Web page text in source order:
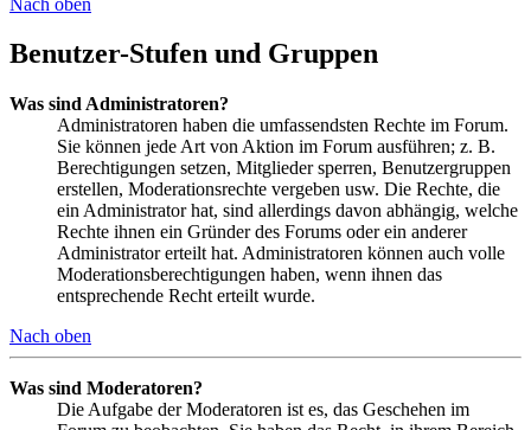
Benutzer-Stufen und Gruppen
Was sind Administratoren?
Administratoren haben die umfassendsten Rechte im Forum.
Sie können jede Art von Aktion im Forum ausführen; z. B.
Berechtigungen setzen, Mitglieder sperren, Benutzergruppen
erstellen, Moderationsrechte vergeben usw. Die Rechte, die
ein Administrator hat, sind allerdings davon abhängig, welche
Rechte ihnen ein Gründer des Forums oder ein anderer
Administrator erteilt hat. Administratoren können auch volle
Moderationsberechtigungen haben, wenn ihnen das
entsprechende Recht erteilt wurde.
Nach oben
Was sind Moderatoren?
Die Aufgabe der Moderatoren ist es, das Geschehen im